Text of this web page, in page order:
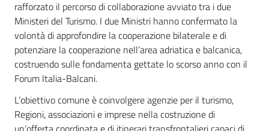
rafforzato il percorso di collaborazione avviato tra i due
Ministeri del Turismo. I due Ministri hanno confermato la
volontà di approfondire la cooperazione bilaterale e di
potenziare la cooperazione nell’area adriatica e balcanica,
costruendo sulle fondamenta gettate lo scorso anno con il
Forum Italia-Balcani.
L’obiettivo comune è coinvolgere agenzie per il turismo,
Regioni, associazioni e imprese nella costruzione di